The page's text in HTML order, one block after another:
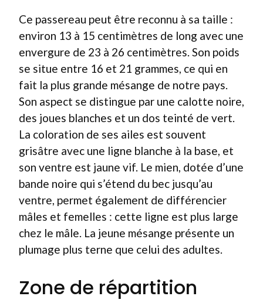
Ce passereau peut être reconnu à sa taille :
environ 13 à 15 centimètres de long avec une
envergure de 23 à 26 centimètres. Son poids
se situe entre 16 et 21 grammes, ce qui en
fait la plus grande mésange de notre pays.
Son aspect se distingue par une calotte noire,
des joues blanches et un dos teinté de vert.
La coloration de ses ailes est souvent
grisâtre avec une ligne blanche à la base, et
son ventre est jaune vif. Le mien, dotée d’une
bande noire qui s’étend du bec jusqu’au
ventre, permet également de différencier
mâles et femelles : cette ligne est plus large
chez le mâle. La jeune mésange présente un
plumage plus terne que celui des adultes.
Zone de répartition